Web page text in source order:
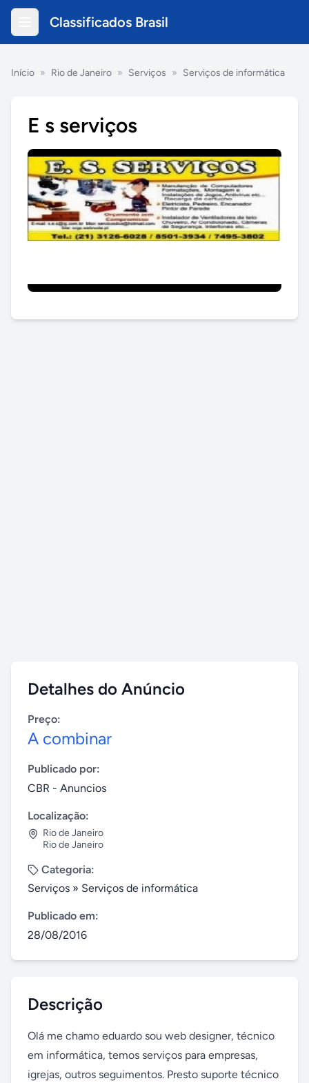
Classificados Brasil
Início » Rio de Janeiro » Serviços » Serviços de informática
E s serviços
Detalhes do Anúncio
Preço:
A combinar
Publicado por:
CBR - Anuncios
Localização:
Rio de Janeiro
Rio de Janeiro
Categoria:
Serviços » Serviços de informática
Publicado em:
28/08/2016
Descrição
Olá me chamo eduardo sou web designer, técnico
em informática, temos serviços para empresas,
igrejas, outros seguimentos. Presto suporte técnico